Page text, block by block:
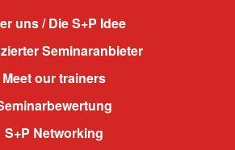
uns / Die S+P Idee
Seminaranbieter
Meet our trainers
S+P Networking